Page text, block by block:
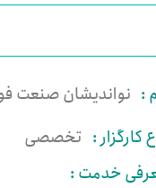
: نواندیشان صنعت
کارگزار : تخصصی
خدمت :